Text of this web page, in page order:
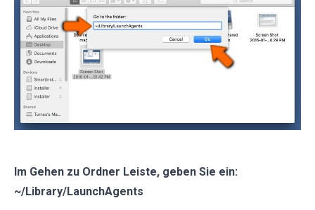
Im Gehen zu Ordner Leiste, geben Sie ein:
~/Library/LaunchAgents